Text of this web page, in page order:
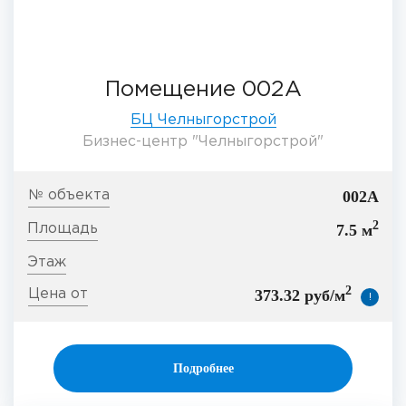
Помещение 002А
БЦ Челныгорстрой
Бизнес-центр "Челныгорстрой"
002А
7.5 м2
373.32 руб/м2 !
Подробнее